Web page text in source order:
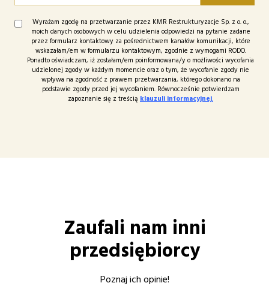
Wyrażam zgodę na przetwarzanie przez KMR Restrukturyzacje Sp. z o. o.,
moich danych osobowych w celu udzielenia odpowiedzi na pytanie zadane
przez formularz kontaktowy za pośrednictwem kanałów komunikacji, które
wskazałam/em w formularzu kontaktowym, zgodnie z wymogami RODO.
Ponadto oświadczam, iż zostałam/em poinformowana/y o możliwości wycofania
udzielonej zgody w każdym momencie oraz o tym, że wycofanie zgody nie
wpływa na zgodność z prawem przetwarzania, którego dokonano na
podstawie zgody przed jej wycofaniem. Równocześnie potwierdzam
zapoznanie się z treścią klauzuli informacyjnej.
Zaufali nam inni
przedsiębiorcy
Poznaj ich opinie!